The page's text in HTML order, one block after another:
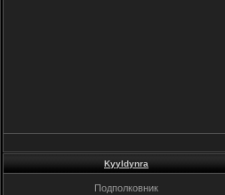
Kyyldynra
Подполковник